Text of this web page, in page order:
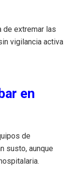
de extremar las
vigilancia activa
en
de
susto, aunque